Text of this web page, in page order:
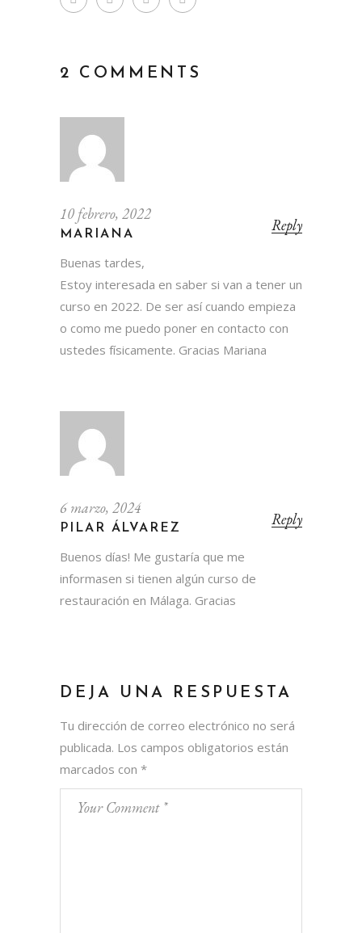
2 COMMENTS
Reply
10 febrero, 2022
MARIANA
Buenas tardes,
Estoy interesada en saber si van a tener un
curso en 2022. De ser así cuando empieza
o como me puedo poner en contacto con
ustedes físicamente. Gracias Mariana
Reply
6 marzo, 2024
PILAR ÁLVAREZ
Buenos días! Me gustaría que me
informasen si tienen algún curso de
restauración en Málaga. Gracias
DEJA UNA RESPUESTA
Tu dirección de correo electrónico no será
publicada. Los campos obligatorios están
marcados con *